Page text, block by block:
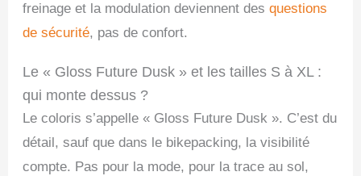
freinage et la modulation deviennent desquestions
de sécurité, pas de confort.
Le « Gloss Future Dusk » et les tailles S à XL :
qui monte dessus ?
Le coloris s’appelle « Gloss Future Dusk ». C’est du
détail, sauf que dans le bikepacking, la visibilité
compte. Pas pour la mode, pour la trace au sol,